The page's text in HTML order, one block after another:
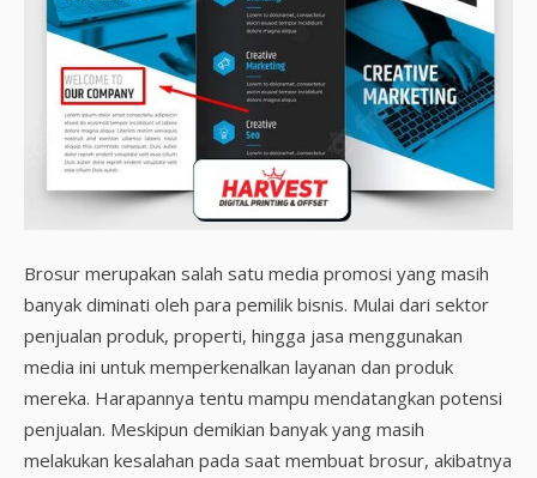
Brosur merupakan salah satu media promosi yang masih
banyak diminati oleh para pemilik bisnis. Mulai dari sektor
penjualan produk, properti, hingga jasa menggunakan
media ini untuk memperkenalkan layanan dan produk
mereka. Harapannya tentu mampu mendatangkan potensi
penjualan. Meskipun demikian banyak yang masih
melakukan kesalahan pada saat membuat brosur, akibatnya